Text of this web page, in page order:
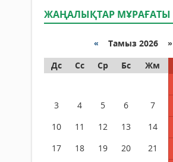
ЖАҢАЛЫҚТАР МҰРАҒАТЫ
« Тамыз 2026 »
Дс
Сс Ср Бс Жм
3
4 5 6 7
10
11 12 13 14
17
18 19 20 21